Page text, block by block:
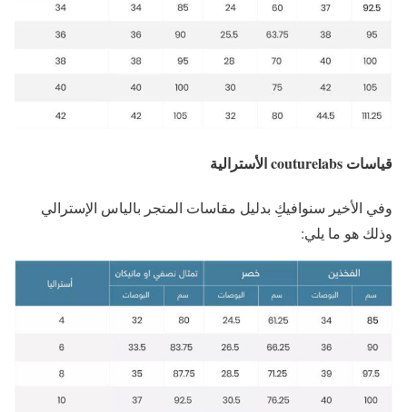
قياسات couturelabs الأسترالية
وفي الأخير سنوافيكِ بدليل مقاسات المتجر بالياس الإسترالي
وذلك هو ما يلي: